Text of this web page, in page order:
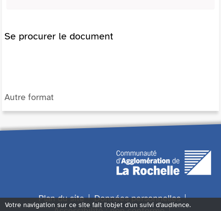
Se procurer le document
Autre format
Plan du site
Données personnelles
Votre navigation sur ce site fait l'objet d'un suivi d'audience.